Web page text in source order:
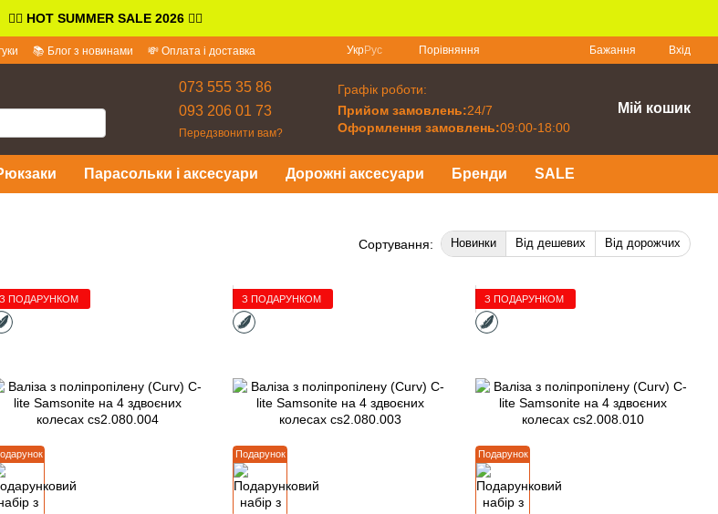
👉🏻 HOT SUMMER SALE 2026👈🏻
📚 Блог з новинами
💸 Оплата і доставка
УкрРус Порівняння Бажання Вхід
073 555 35 86
093 206 01 73
Передзвонити вам?
Графік роботи:
Прийом замовлень:24/7
Оформлення замовлень:09:00-18:00
Мій кошик
Парасольки і аксесуари Дорожні аксесуари Бренди SALE
Сортування: Новинки Від дешевих Від дорожчих
З ПОДАРУНКОМ
Подарунок
З ПОДАРУНКОМ
Подарунок
З ПОДАРУНКОМ